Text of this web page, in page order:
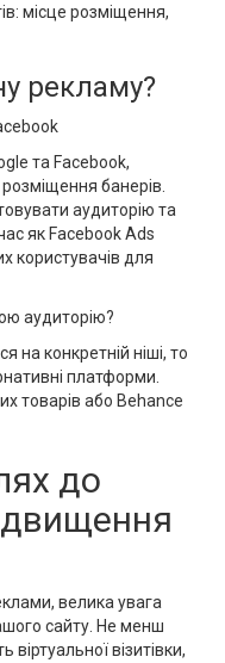
місце розміщення,
рекламу?
та Facebook,
банерів.
аудиторію та
як Facebook Ads
користувачів для
аудиторію?
на конкретній ніші, то
платформи.
товарів або Behance
до
велика увага
сайту. Не менш
візитівки,